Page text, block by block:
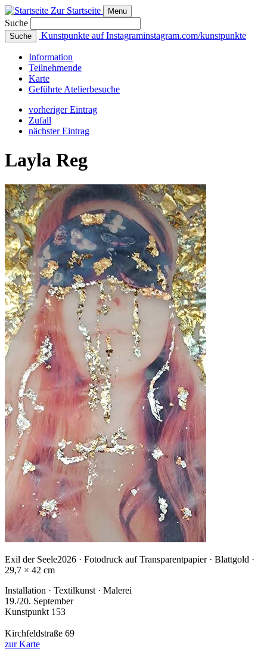
Zur Startseite Menu
Suche
Suche Kunstpunkte auf Instagraminstagram.com/kunstpunkte
Information
Teilnehmende
Karte
Geführte Atelierbesuche
vorheriger Eintrag
Zufall
nächster Eintrag
Layla Reg
Exil der Seele2026 · Fotodruck auf Transparentpapier · Blattgold ·
29,7 × 42 cm
Installation · Textilkunst · Malerei
19./20. September
Kunstpunkt 153
Kirchfeldstraße 69
zur Karte